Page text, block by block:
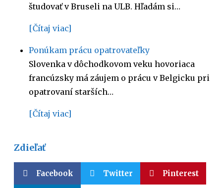
študovať v Bruseli na ULB. Hľadám si…
[Čítaj viac]
Ponúkam prácu opatrovateľky
Slovenka v dôchodkovom veku hovoriaca
francúzsky má záujem o prácu v Belgicku pri
opatrovaní starších…
[Čítaj viac]
Zdieľať
Facebook Twitter Pinterest